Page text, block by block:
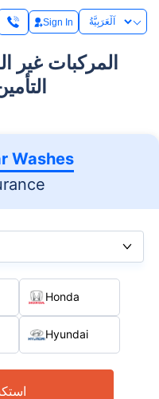
Sign In
المركبات غير
Washes
Honda
Hyundai